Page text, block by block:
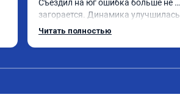
Съездил на юг ошибка больше не
загорается. Динамика улучшилась.
Советую данный сервис. Ещё раз
Читать полностью